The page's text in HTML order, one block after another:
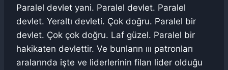
Paralel devlet yani. Paralel devlet. Paralel
devlet. Yeraltı devleti. Çok doğru. Paralel bir
devlet. Çok çok doğru. Laf güzel. Paralel bir
hakikaten devlettir. Ve bunların ııı patronları
aralarında işte ve liderlerinin filan lider olduğu